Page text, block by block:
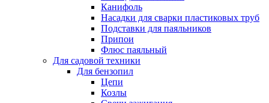
Канифоль
Насадки для сварки пластиковых труб
Подставки для паяльников
Припои
Флюс паяльный
Для садовой техники
Для бензопил
Цепи
Козлы